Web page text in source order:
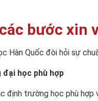
bước xin
Hàn Quốc đòi hỏi sự
học phù hợp
định trường học phù